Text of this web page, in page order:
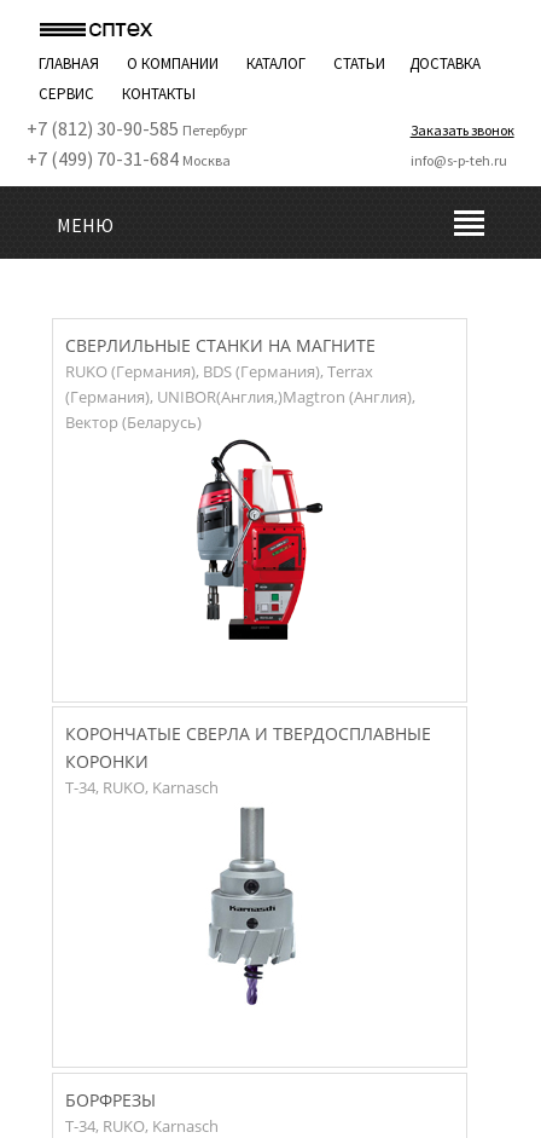
ГЛАВНАЯ О КОМПАНИИ КАТАЛОГ СТАТЬИ
ДОСТАВКА
СЕРВИС
КОНТАКТЫ
+7 (812) 30-90-585 Петербург
+7 (499) 70-31-684 Москва
Заказать звонок
info@s-p-teh.ru
МЕНЮ
СВЕРЛИЛЬНЫЕ СТАНКИ НА МАГНИТЕ
RUKO (Германия), BDS (Германия), Terrax
(Германия), UNIBOR(Англия,)Magtron (Англия),
Вектор (Беларусь)
КОРОНЧАТЫЕ СВЕРЛА И ТВЕРДОСПЛАВНЫЕ
КОРОНКИ
T-34, RUKO, Karnasch
БОРФРЕЗЫ
T-34, RUKO, Karnasch